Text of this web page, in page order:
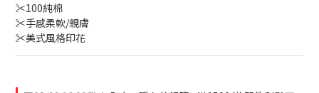
✂️100純棉
✂️手感柔軟/親膚
✂️美式風格印花